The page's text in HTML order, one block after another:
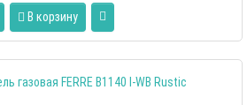
В корзину